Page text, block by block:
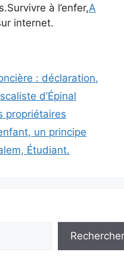
à l’enfer,A
internet.
: déclaration,
d’Épinal
propriétaires
un principe
Étudiant.
Rechercher